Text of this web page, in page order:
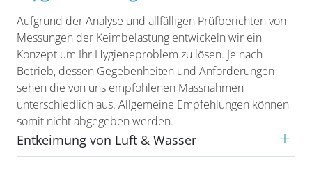
Entkeimung von Luft & Wasser
Aufgrund der Analyse und allfälligen Prüfberichten von
Messungen der Keimbelastung entwickeln wir ein
Konzept um Ihr Hygieneproblem zu lösen. Je nach
Betrieb, dessen Gegebenheiten und Anforderungen
sehen die von uns empfohlenen Massnahmen
unterschiedlich aus. Allgemeine Empfehlungen können
somit nicht abgegeben werden.